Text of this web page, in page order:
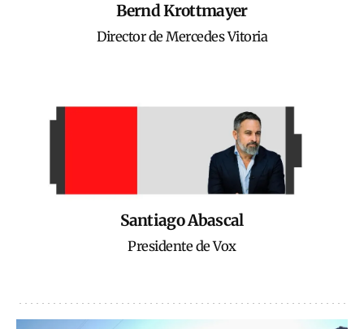
Bernd Krottmayer
Director de Mercedes Vitoria
Santiago Abascal
Presidente de Vox